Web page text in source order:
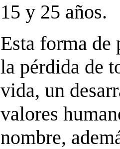
15 y 25 años.
Esta forma de
la pérdida de
vida, un
valores
nombre,